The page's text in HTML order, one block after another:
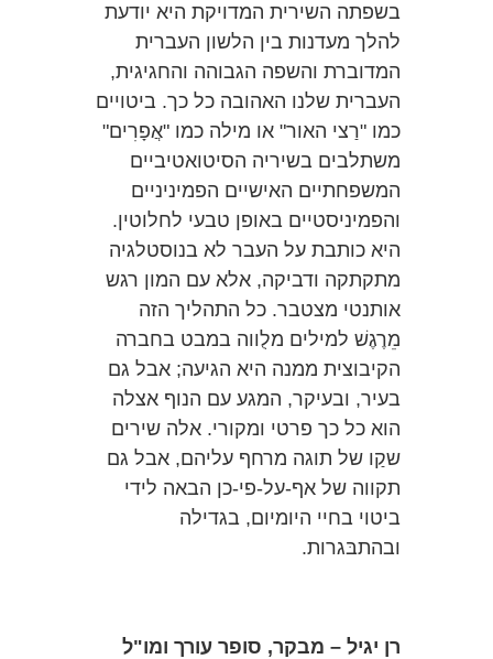
בשפתה השירית המדויקת היא יודעת
להלך מעדנות בין הלשון העברית
המדוברת והשפה הגבוהה והחגיגית,
העברית שלנו האהובה כל כך. ביטויים
כמו "רַצי האור" או מילה כמו "אֲפָרִים"
משתלבים בשיריה הסיטואטיביים
המשפחתיים האישיים הפמיניניים
והפמיניסטיים באופן טבעי לחלוטין.
היא כותבת על העבר לא בנוסטלגיה
מתקתקה ודביקה, אלא עם המון רגש
אותנטי מצטבר. כל התהליך הזה
מֵרֶגֶשׁ למילים מלֻווה במבט בחברה
הקיבוצית ממנה היא הגיעה; אבל גם
בעיר, ובעיקר, המגע עם הנוף אצלה
הוא כל כך פרטי ומקורי. אלה שירים
שקַו של תוגה מרחף עליהם, אבל גם
תקווה של אף-על-פי-כן הבאה לידי
ביטוי בחיי היומיום, בגדילה
ובהתבּגרות.
רן יגיל – מבקר, סופר עורך ומו"ל